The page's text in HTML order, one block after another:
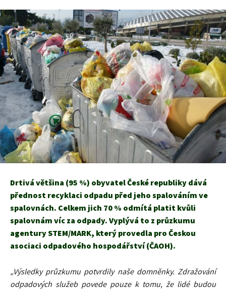
Drtivá většina (95 %) obyvatel České republiky dává
přednost recyklaci odpadu před jeho spalováním ve
spalovnách. Celkem jich 70 % odmítá platit kvůli
spalovnám víc za odpady. Vyplývá to z průzkumu
agentury STEM/MARK, který provedla pro Českou
asociaci odpadového hospodářství (ČAOH).
„Výsledky průzkumu potvrdily naše domněnky. Zdražování
odpadových služeb povede pouze k tomu, že lidé budou